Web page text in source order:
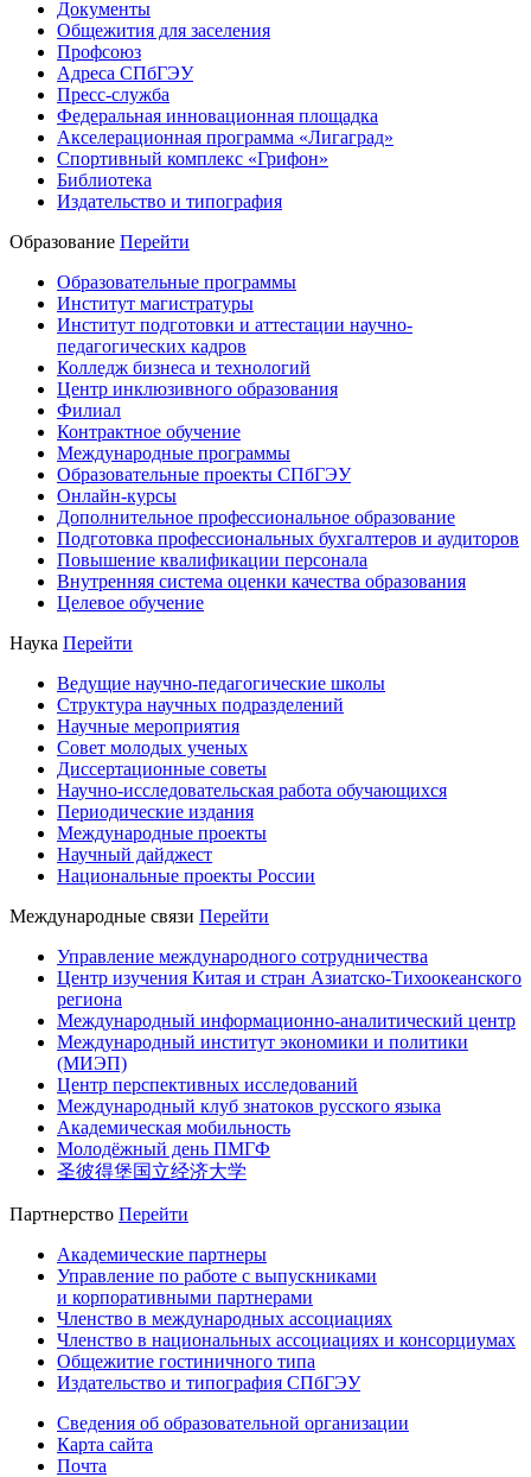
Документы
Общежития для заселения
Профсоюз
Адреса СПбГЭУ
Пресс-служба
Федеральная инновационная площадка
Акселерационная программа «Лигаград»­­
Спортивный комплекс «Грифон»
Библиотека
Издательство и типография
Образование Перейти
Образовательные программы
Институт магистратуры
Институт подготовки и аттестации научно-
педагогических кадров
Колледж бизнеса и технологий
Центр инклюзивного образования
Филиал
Контрактное обучение
Международные программы
Образовательные проекты СПбГЭУ
Онлайн-курсы
Дополнительное профессиональное образование
Подготовка профессиональных бухгалтеров и аудиторов
Повышение квалификации персонала
Внутренняя система оценки качества образования
Целевое обучение
Наука Перейти
Ведущие научно-педагогические школы
Структура научных подразделений
Научные мероприятия
Совет молодых ученых
Диссертационные советы
Научно-исследовательская работа обучающихся
Периодические издания
Международные проекты
Научный дайджест
Национальные проекты России
Международные связи Перейти
Управление международного сотрудничества
Центр изучения Китая и стран Азиатско-Тихоокеанского
региона
Международный информационно-аналитический центр
Международный институт экономики и политики
(МИЭП)
Центр перспективных исследований
Международный клуб знатоков русского языка
Академическая мобильность
Молодёжный день ПМГФ
圣彼得堡国立经济大学
Партнерство Перейти
Академические партнеры
Управление по работе с выпускниками
и корпоративными партнерами
Членство в международных ассоциациях
Членство в национальных ассоциациях и консорциумах
Общежитие гостиничного типа
Издательство и типография СПбГЭУ
Сведения об образовательной организации
Карта сайта
Почта